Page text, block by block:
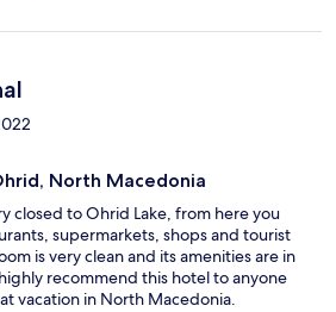
North Macedonia
closed to Ohrid Lake, from here you
supermarkets, shops and tourist
is very clean and its amenities are in
recommend this hotel to anyone
vacation in North Macedonia.